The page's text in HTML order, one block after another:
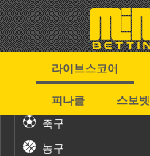
라이브스코어
피나클
스보벳
축구
농구